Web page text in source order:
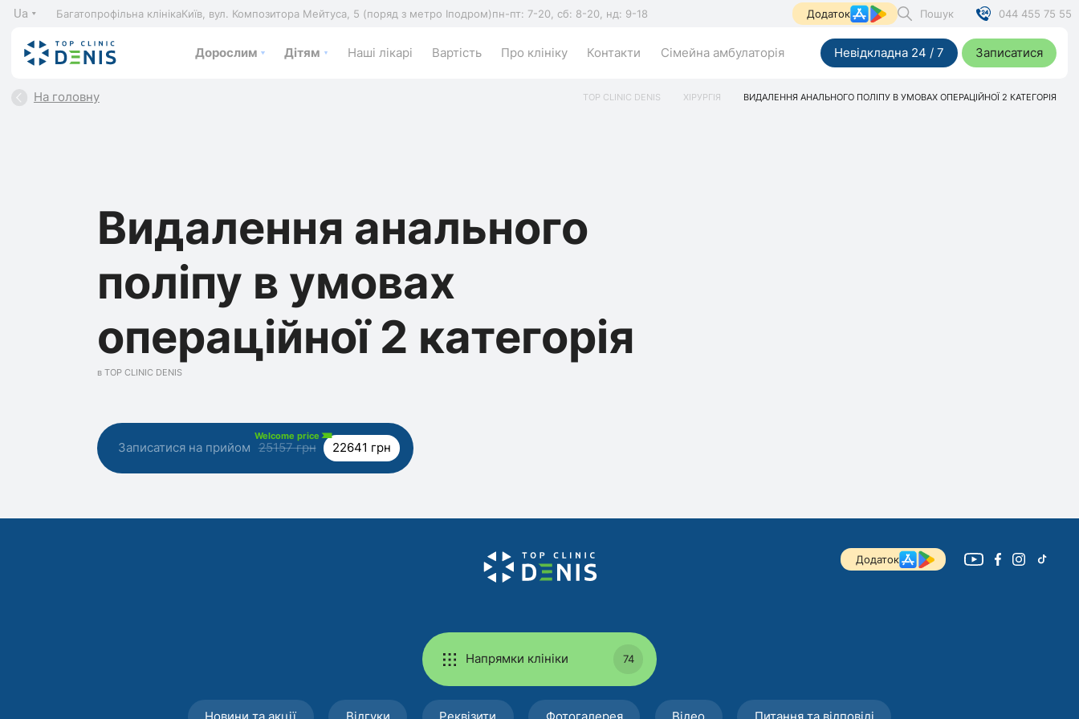
Ua Багатопрофільна клінікаКиїв, вул. Композитора Мейтуса, 5 (поряд з метро Іподром)пн-пт: 7-20, сб: 8-20, нд: 9-18 Додаток Пошук 044 455 75 55
Дорослим Дітям Наші лікарі Вартість Про клініку Контакти Сімейна амбулаторія Невідкладна 24 / 7 Записатися
На головну TOP CLINIC DENIS ХІРУРГІЯ ВИДАЛЕННЯ АНАЛЬНОГО ПОЛІПУ В УМОВАХ ОПЕРАЦІЙНОЇ 2 КАТЕГОРІЯ
Видалення анального
поліпу в умовах
операційної 2 категорія
в TOP CLINIC DENIS
Записатися на прийом
Welcome price
25157 грн 22641 грн
Додаток
Напрямки клініки 74